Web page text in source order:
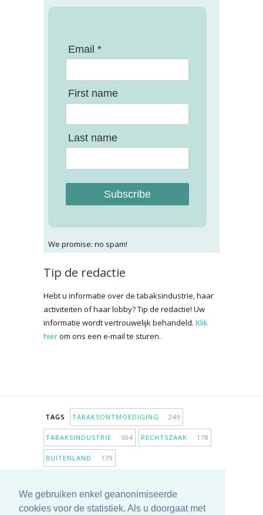
We gebruiken enkel geanonimiseerde
cookies voor de statistiek. Als u doorgaat met
Email *
First name
Last name
Subscribe
We promise: no spam!
Tip de redactie
Hebt u informatie over de tabaksindustrie, haar
activiteiten of haar lobby? Tip de redactie! Uw
informatie wordt vertrouwelijk behandeld. Klik
hierom ons een e-mail te sturen.
TAGS TABAKSONTMOEDIGING 249
TABAKSINDUSTRIE 504 RECHTSZAAK 178
BUITENLAND 179
ANTIROOKBELEID307 ONDERZOEK